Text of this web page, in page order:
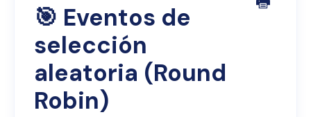
Contacto
🎯 Eventos de
selección
aleatoria (Round
Robin)